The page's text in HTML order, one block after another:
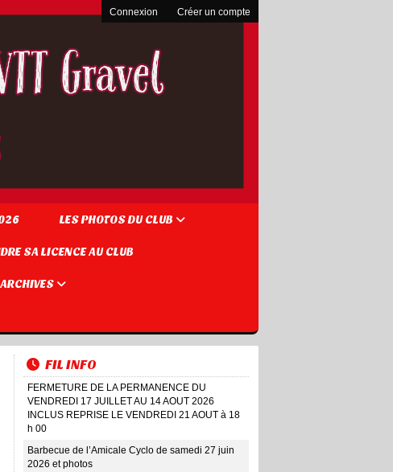
Connexion Créer un compte
LES PHOTOS DU CLUB
SA LICENCE AU CLUB
ARCHIVES
FIL INFO
FERMETURE DE LA PERMANENCE DU
VENDREDI 17 JUILLET AU 14 AOUT 2026
INCLUS REPRISE LE VENDREDI 21 AOUT à 18
h 00
Barbecue de l’Amicale Cyclo de samedi 27 juin
2026 et photos